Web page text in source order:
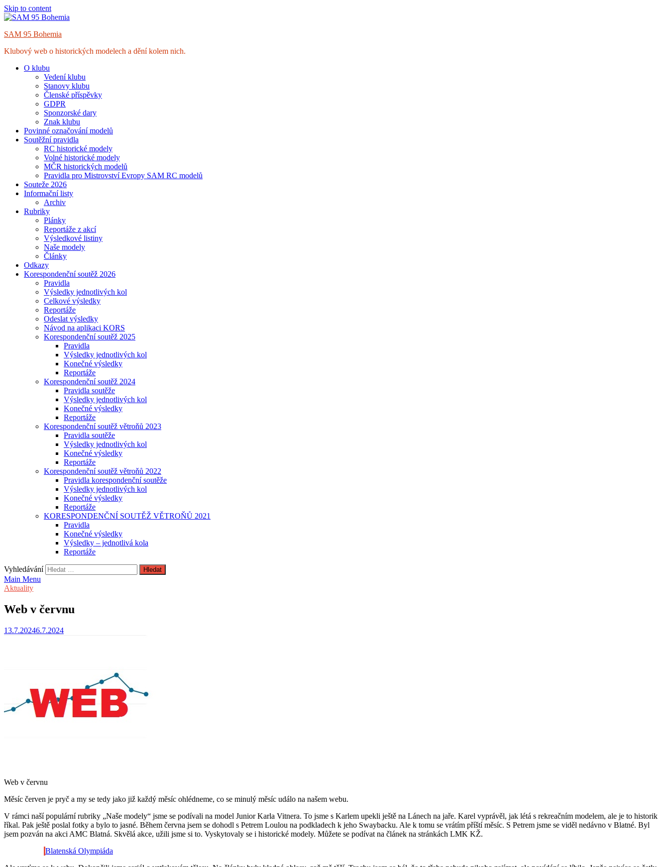
Skip to content
SAM 95 Bohemia
Klubový web o historických modelech a dění kolem nich.
O klubu
Vedení klubu
Stanovy klubu
Členské příspěvky
GDPR
Sponzorské dary
Znak klubu
Povinné označování modelů
Soutěžní pravidla
RC historické modely
Volné historické modely
MČR historických modelů
Pravidla pro Mistrovství Evropy SAM RC modelů
Souteže 2026
Informační listy
Archiv
Rubriky
Plánky
Reportáže z akcí
Výsledkové listiny
Naše modely
Články
Odkazy
Korespondenční soutěž 2026
Pravidla
Výsledky jednotlivých kol
Celkové výsledky
Reportáže
Odeslat výsledky
Návod na aplikaci KORS
Korespondenční soutěž 2025
Pravidla
Výsledky jednotlivých kol
Konečné výsledky
Reportáže
Korespondenční soutěž 2024
Pravidla soutěže
Výsledky jednotlivých kol
Konečné výsledky
Reportáže
Korespondenční soutěž větroňů 2023
Pravidla soutěže
Výsledky jednotlivých kol
Konečné výsledky
Reportáže
Korespondenční soutěž větroňů 2022
Pravidla korespondenční soutěže
Výsledky jednotlivých kol
Konečné výsledky
Reportáže
KORESPONDENČNÍ SOUTĚŽ VĚTROŇŮ 2021
Pravidla
Konečné výsledky
Výsledky – jednotlivá kola
Reportáže
Vyhledávání
Main Menu
Aktuality
Web v červnu
13.7.20246.7.2024
Web v červnu
Měsíc červen je pryč a my se tedy jako již každý měsíc ohlédneme, co se minulý měsíc událo na našem webu.
V rámci naší populární rubriky „Naše modely“ jsme se podívali na model Junior Karla Vitnera. To jsme s Karlem upekli ještě na Lánech na jaře. Karel vyprávěl, jak létá s rekreačním modelem, ale je to historik
říkal. Pak ještě poslal fotky a bylo to jasné. Během června jsem se dohodl s Petrem Loulou na podkladech k jeho Swaybacku. Ale k tomu se vrátím příští měsíc. S Petrem jsme se viděl nedávno v Blatné. Byl
jsem pozván na akci AMC Blatná. Skvělá akce, užili jsme si to. Vyskytovaly se i historické modely. Můžete se podívat na článek na stránkách LMK KŽ.
Blatenská Olympiáda